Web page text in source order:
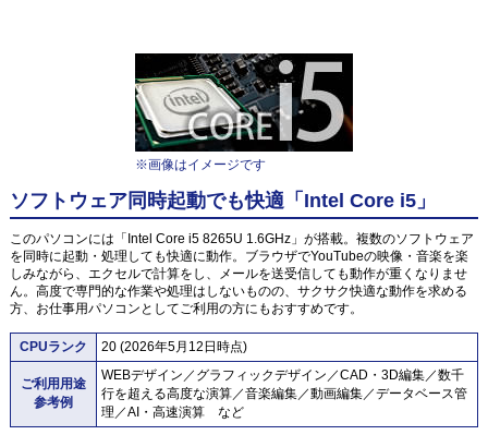
※画像はイメージです
ソフトウェア同時起動でも快適「Intel Core i5」
このパソコンには「Intel Core i5 8265U 1.6GHz」が搭載。複数のソフトウェア
を同時に起動・処理しても快適に動作。ブラウザでYouTubeの映像・音楽を楽
しみながら、エクセルで計算をし、メールを送受信しても動作が重くなりませ
ん。高度で専門的な作業や処理はしないものの、サクサク快適な動作を求める
方、お仕事用パソコンとしてご利用の方にもおすすめです。
CPUランク 20 (2026年5月12日時点)
ご利用用途
参考例
WEBデザイン／グラフィックデザイン／CAD・3D編集／数千
行を超える高度な演算／音楽編集／動画編集／データベース管
理／AI・高速演算 など